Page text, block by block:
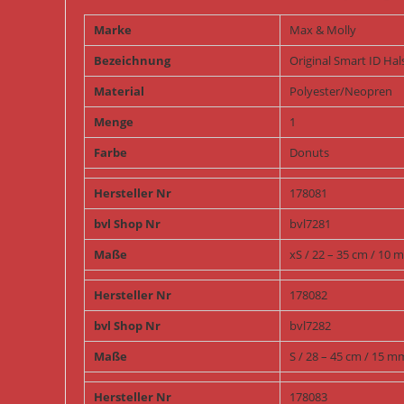
Marke
Max & Molly
Bezeichnung
Original Smart ID
Material
Polyester/Neopren
Menge
1
Farbe
Donuts
Hersteller Nr
178081
bvl Shop Nr
bvl7281
Maße
xS / 22 – 35 cm / 10
Hersteller Nr
178082
bvl Shop Nr
bvl7282
Maße
S / 28 – 45 cm / 15
Hersteller Nr 178083